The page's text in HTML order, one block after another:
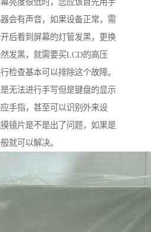
亮度很低时，您应该首先用手
会有声音，如果设备正常，需
后看到屏幕的灯管发黑，更换
发黑，就需要买LCD的高压
检查基本可以排除这个故障。
无法进行手写但是键盘的显示
手指，甚至可以识别外来设
镜片是不是出了问题，如果是
就可以解决。